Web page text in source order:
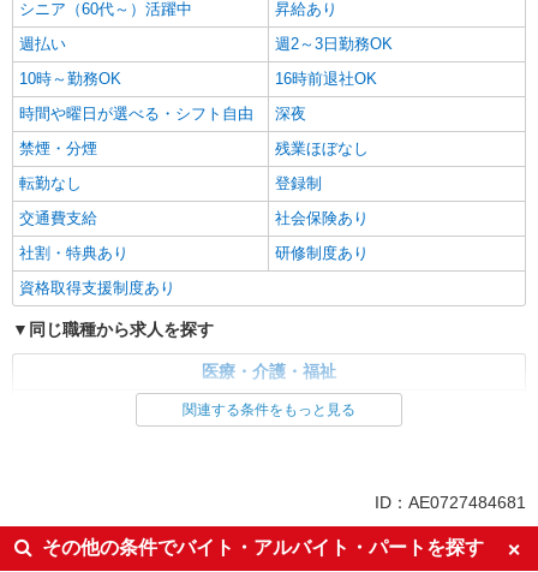
シニア（60代～）活躍中
昇給あり
週払い
週2～3日勤務OK
10時～勤務OK
16時前退社OK
時間や曜日が選べる・シフト自由
深夜
禁煙・分煙
残業ほぼなし
転勤なし
登録制
交通費支給
社会保険あり
社割・特典あり
研修制度あり
資格取得支援制度あり
同じ職種から求人を探す
医療・介護・福祉
看護師・保健師・看護助手・助産師
週2～3日勤務OK
深夜
交通費支給
社会保険あり
関連する条件をもっと見る
ID：AE0727484681
その他の条件でバイト・アルバイト・パートを探す